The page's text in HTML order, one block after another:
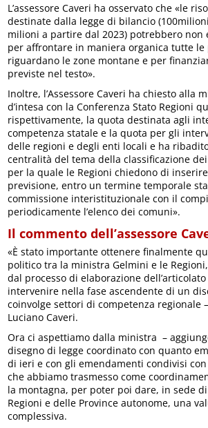
L’assessore Caveri ha osservato che «le
destinate dalla legge di bilancio
milioni a partire dal 2023) potrebbero non
per affrontare in maniera organica tutte
riguardano le zone montane e per
previste nel testo».
Inoltre, l’Assessore Caveri ha chiesto alla
d’intesa con la Conferenza Stato Regioni
rispettivamente, la quota destinata agli
competenza statale e la quota per gli
delle regioni e degli enti locali e ha ribadito
centralità del tema della classificazione
per la quale le Regioni chiedono di
previsione, entro un termine temporale
commissione interistituzionale con il
periodicamente l’elenco dei comuni».
Il commento dell’assessore
«È stato importante ottenere finalmente
politico tra la ministra Gelmini e le
dal processo di elaborazione
intervenire nella fase ascendente di un
coinvolge settori di competenza regionale
Luciano Caveri.
Ora ci aspettiamo dalla ministra –
disegno di legge coordinato con quanto
di ieri e con gli emendamenti condivisi
che abbiamo trasmesso come
la montagna, per poter poi dare, in sede
Regioni e delle Province autonome, una
complessiva.